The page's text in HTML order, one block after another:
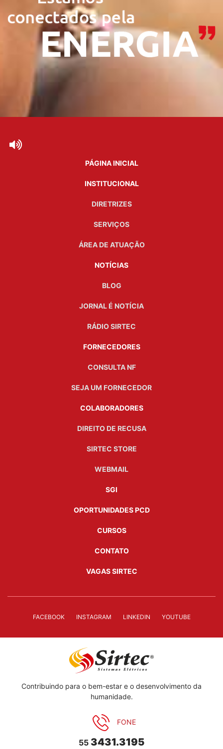
PÁGINA INICIAL
INSTITUCIONAL
DIRETRIZES
SERVIÇOS
ÁREA DE ATUAÇÃO
NOTÍCIAS
BLOG
JORNAL É NOTÍCIA
RÁDIO SIRTEC
FORNECEDORES
CONSULTA NF
SEJA UM FORNECEDOR
COLABORADORES
DIREITO DE RECUSA
SIRTEC STORE
WEBMAIL
SGI
OPORTUNIDADES PCD
CURSOS
CONTATO
VAGAS SIRTEC
FACEBOOK INSTAGRAM LINKEDIN YOUTUBE
Contribuindo para o bem-estar e o desenvolvimento da
humanidade.
FONE
55 3431.3195